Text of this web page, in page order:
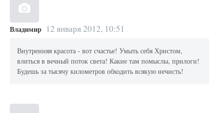
Владимир 12 января 2012, 10:51
Внутренняя красота - вот счастье! Умыть себя Христом,
влиться в вечный поток света! Какие там помыслы, прилоги!
Будешь за тысячу километров обходить всякую нечисть!